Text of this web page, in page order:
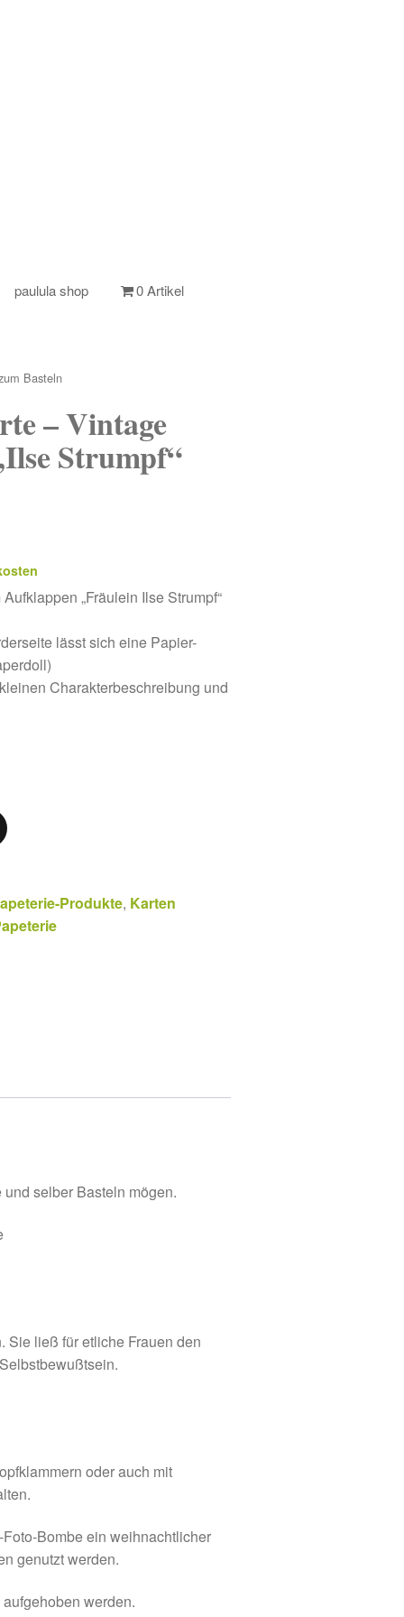
paulula shop 0 Artikel
Basteln
– Vintage
Strumpf“
„Fräulein Ilse Strumpf“
lässt sich eine Papier-
Charakterbeschreibung und
Produkte, Karten
selber Basteln mögen.
ließ für etliche Frauen den
oder auch mit
Bombe ein weihnachtlicher
genutzt werden.
werden.